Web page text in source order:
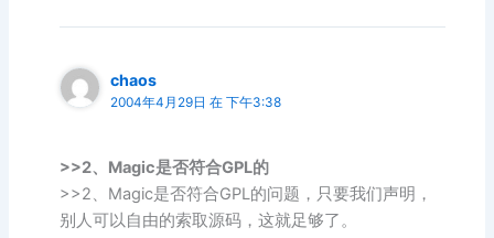
chaos
2004年4月29日 在 下午3:38
>>2、Magic是否符合GPL的
>>2、Magic是否符合GPL的问题，只要我们声明，
别人可以自由的索取源码，这就足够了。